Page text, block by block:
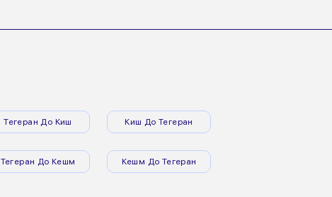
Тегеран До Киш Киш До Тегеран
Тегеран До Кешм Кешм До Тегеран